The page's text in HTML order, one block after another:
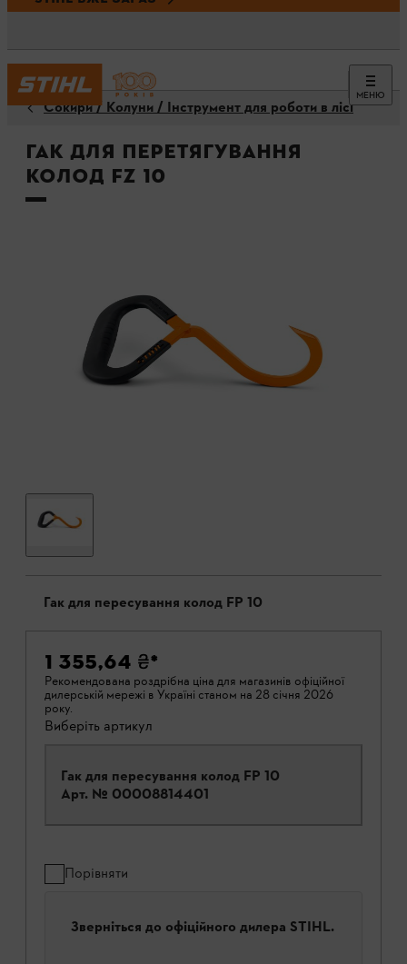
МЕНЮ
Сокири / Колуни / Інструмент для роботи в лісі
Гак для перетягування
колод FZ 10
Гак для пересування колод FP 10
1 355,64 ₴*
Рекомендована роздрібна ціна для магазинів офіційної
дилерській мережі в Україні станом на 28 січня 2026
року.
Виберіть артикул
Гак для пересування колод FP 10
Арт. № 00008814401
Порівняти
Зверніться до офіційного дилера STIHL.